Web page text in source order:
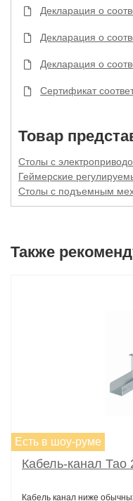
Декларация о
Декларация о
Декларация о
Сертификат
Товар
Столы с
Геймерские
Столы с подъемным
Также
Есть в шоу-руме
Кабель-канал Тао
Кабель канал ниже